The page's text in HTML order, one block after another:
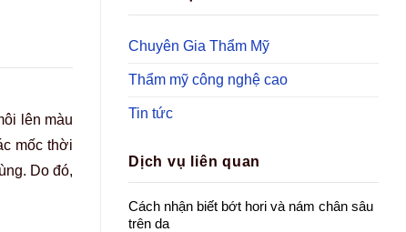
lên màu
mốc thời
Do đó,
Chuyên Gia Thẩm Mỹ
Thẩm mỹ công nghệ cao
Tin tức
Dịch vụ liên quan
Cách nhận biết bớt hori và nám chân sâu
trên da